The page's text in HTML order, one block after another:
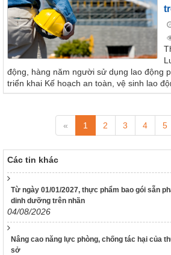
động, hàng năm người sử dụng lao động
triển khai Kế hoạch an toàn, vệ sinh lao
« 1 2 3 4 5
Các tin khác
Từ ngày 01/01/2027, thực phẩm bao gói sẵn
dinh dưỡng trên nhãn
04/08/2026
Nâng cao năng lực phòng, chống tác hại của
sở
117/2025/QH15
Luật Bảo vệ bí mật nhà nước
63/2026/NĐ-CP
Nghị định Quy định chi tiết một số điều
Luật bảo vệ bí mật nhà nước
190/2025/NĐ-CP
118/2021/NĐ-CP ngày 23 tháng 12
quy định chi tiết một số điều và biện
vi phạm hành chính được sửa đổi, bổ
68/2025/NĐ-CP ngày 18 tháng 3 năm
Nghị định số 120/2021/NĐ-CP ngày 24
của Chính phủ quy định chế độ áp dụng
chính giáo dục tại xã, phường, thị trấn
189/2025/NĐ-CP
Nghị định Quy định chi tiết Luật Xử lý vi